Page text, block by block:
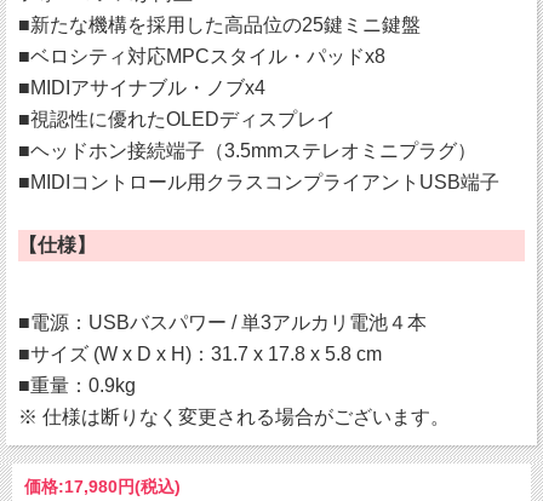
■新たな機構を採用した高品位の25鍵ミニ鍵盤
■ベロシティ対応MPCスタイル・パッドx8
■MIDIアサイナブル・ノブx4
■視認性に優れたOLEDディスプレイ
■ヘッドホン接続端子（3.5mmステレオミニプラグ）
■MIDIコントロール用クラスコンプライアントUSB端子
【仕様】
■電源：USBバスパワー / 単3アルカリ電池４本
■サイズ (W x D x H)：31.7 x 17.8 x 5.8 cm
■重量：0.9kg
※ 仕様は断りなく変更される場合がございます。
価格:17,980円(税込)